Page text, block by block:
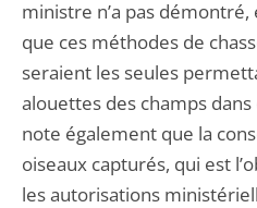
ministre n’a pas démontré,
que ces méthodes de
seraient les seules
alouettes des champs
note également que la
oiseaux capturés, qui est
les autorisations